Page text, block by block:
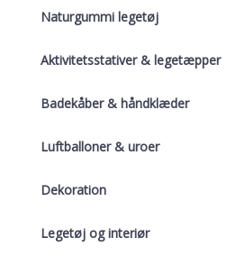
Naturgummi legetøj
Aktivitetsstativer & legetæpper
Badekåber & håndklæder
Luftballoner & uroer
Dekoration
Legetøj og interiør